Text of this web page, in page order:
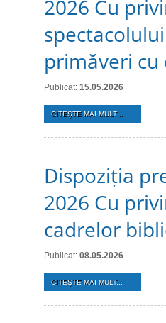
2026 Cu
spectacolului
primăveri cu
Publicat: 15.05.2026
CITEŞTE MAI MULT...
Dispoziția
2026 Cu
cadrelor
Publicat: 08.05.2026
CITEŞTE MAI MULT...